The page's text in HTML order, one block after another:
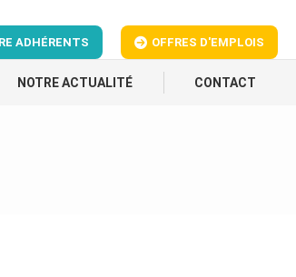
ADHÉRENTS OFFRES D'EMPLOIS
NOTRE ACTUALITÉ CONTACT